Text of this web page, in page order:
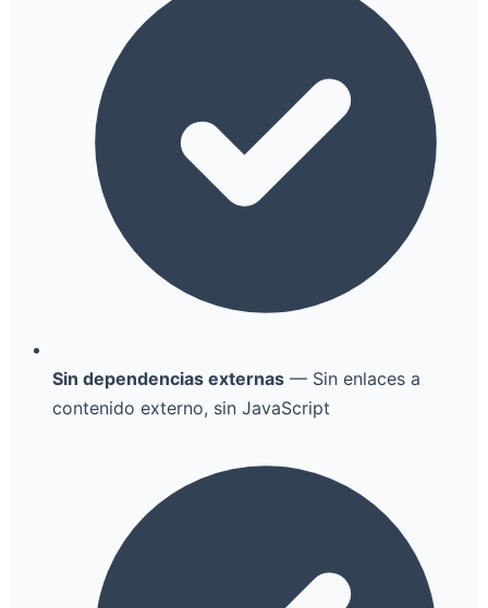
Sin dependencias externas — Sin enlaces a
contenido externo, sin JavaScript